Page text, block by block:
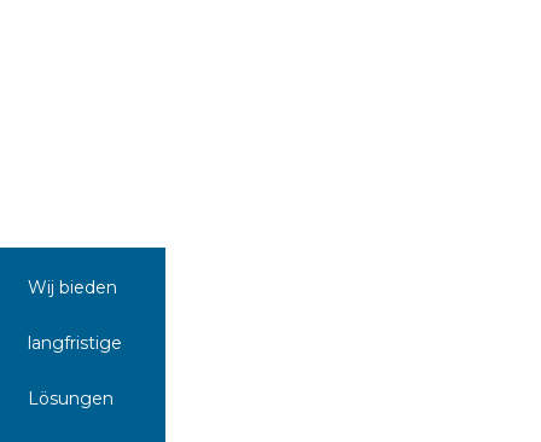
Wij bieden
langfristige
Lösungen